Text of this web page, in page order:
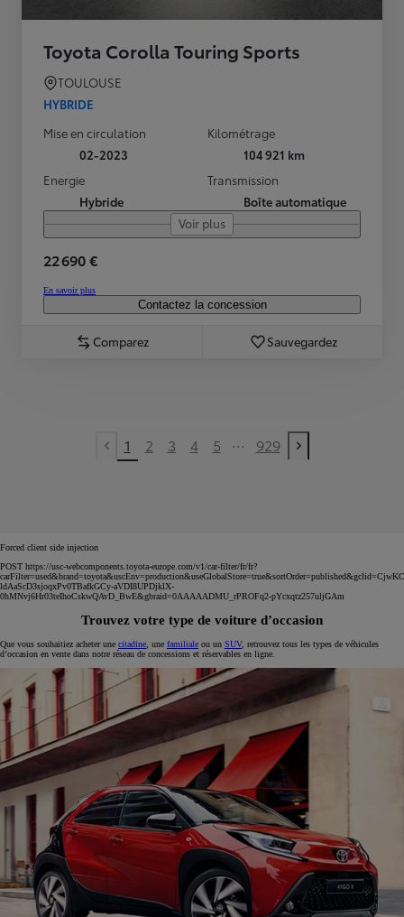
Toyota Corolla Touring Sports
TOULOUSE
HYBRIDE
Mise en circulation
02-2023
Kilométrage
104 921 km
Energie
Hybride
Transmission
Boîte automatique
Voir plus
22 690 €
En savoir plus
Contactez la concession
Comparez Sauvegardez
Previous page
1 2 3 4 5 ... 929
Next page
Forced client side injection
POST https://usc-webcomponents.toyota-europe.com/v1/car-filter/fr/fr?
ldAaScD3sjoqxPv0TBafkGCy-aVDI8UPDjklX-
0hMNvj6Hr03teIhoCskwQAvD_BwE&gbraid=0AAAAADMU_rPROFq2-pYcxqtz257uljGAm
Trouvez votre type de voiture d’occasion
Que vous souhaitiez acheter une citadine , une familiale ou un SUV, retrouvez tous les types de véhicules
d’occasion en vente dans notre réseau de concessions et réservables en ligne.